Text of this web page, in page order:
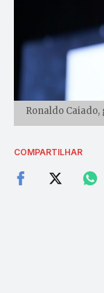
Ronaldo
COMPARTILHAR